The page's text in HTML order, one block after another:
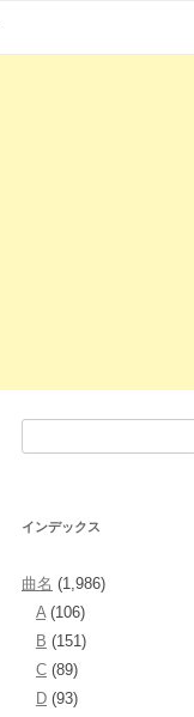
インデックス
曲名 (1,986)
A(106)
B (151)
C (89)
D (93)